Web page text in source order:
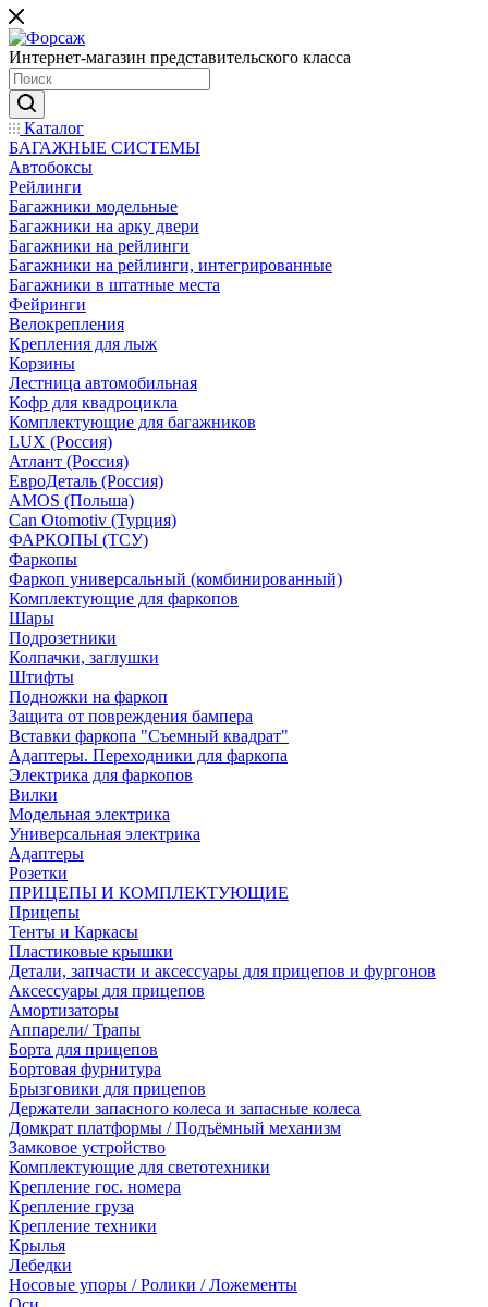
Интернет-магазин представительского класса
Каталог
БАГАЖНЫЕ СИСТЕМЫ
Автобоксы
Рейлинги
Багажники модельные
Багажники на арку двери
Багажники на рейлинги
Багажники на рейлинги, интегрированные
Багажники в штатные места
Фейринги
Велокрепления
Крепления для лыж
Корзины
Лестница автомобильная
Кофр для квадроцикла
Комплектующие для багажников
LUX (Россия)
Атлант (Россия)
ЕвроДеталь (Россия)
AMOS (Польша)
Can Otomotiv (Турция)
ФАРКОПЫ (ТСУ)
Фаркопы
Фаркоп универсальный (комбинированный)
Комплектующие для фаркопов
Шары
Подрозетники
Колпачки, заглушки
Штифты
Подножки на фаркоп
Защита от повреждения бампера
Вставки фаркопа "Съемный квадрат"
Адаптеры. Переходники для фаркопа
Электрика для фаркопов
Вилки
Модельная электрика
Универсальная электрика
Адаптеры
Розетки
ПРИЦЕПЫ И КОМПЛЕКТУЮЩИЕ
Прицепы
Тенты и Каркасы
Пластиковые крышки
Детали, запчасти и аксессуары для прицепов и фургонов
Аксессуары для прицепов
Амортизаторы
Аппарели/ Трапы
Борта для прицепов
Бортовая фурнитура
Брызговики для прицепов
Держатели запасного колеса и запасные колеса
Домкрат платформы / Подъёмный механизм
Замковое устройство
Комплектующие для светотехники
Крепление гос. номера
Крепление груза
Крепление техники
Крылья
Лебедки
Носовые упоры / Ролики / Ложементы